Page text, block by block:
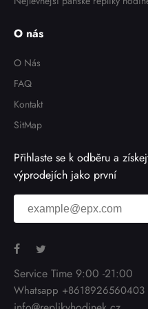
O nás
O Nás
FAQ
Kontakt
SitMap
Přihlaste se k odběru a
výprodejích jako první
Service Time 9:00 -21:00
Whatsapp +8618926560403